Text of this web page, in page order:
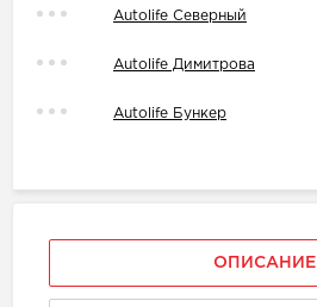
Autolife Северный
Autolife Димитрова
Autolife Бункер
ОПИСАНИЕ